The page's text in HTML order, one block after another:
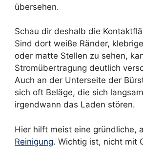
übersehen.
Schau dir deshalb die
Sind dort weiße Ränder,
oder matte Stellen zu sehen,
Stromübertragung deutlich
Auch an der Unterseite der
sich oft Beläge, die sich
irgendwann das Laden stören.
Hier hilft meist eine gründliche,
Reinigung. Wichtig ist, nicht mit